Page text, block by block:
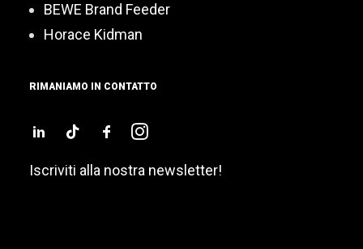
BEWE Brand Feeder
Horace Kidman
RIMANIAMO IN CONTATTO
Iscriviti alla nostra newsletter!